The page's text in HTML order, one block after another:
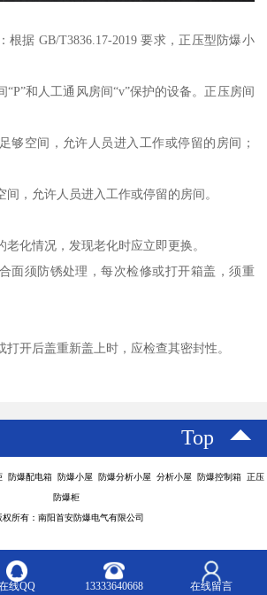
根据 GB/T3836.17-2019 要求，正压型防爆小
“P”和人工通风房间“v”保护的设备。正压房间
够空间，允许人员进入工作或停留的房间；
，允许人员进入工作或停留的房间。
化情况，发现老化时应立即更换。
面须防锈处理，每次检修或打开箱盖，须重
开后盖重新盖上时，应检查其密封性。
Top
防爆配电箱 防爆小屋 防爆分析小屋 分析小屋 防爆控制箱 正压
防爆柜
权所有：南阳首安防爆电气有限公司
线QQ 13333640668 在线留言